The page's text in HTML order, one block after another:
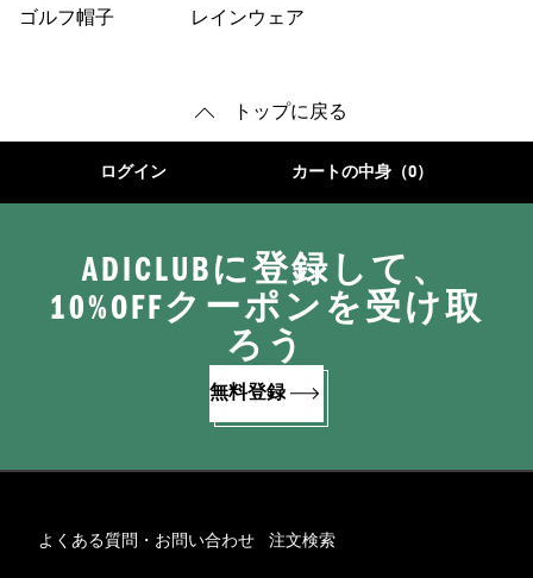
ゴルフ帽子
レインウェア
トップに戻る
ログイン カートの中身（0）
ADICLUBに登録して、
10%OFFクーポンを受け取
ろう
無料登録
よくある質問・お問い合わせ 注文検索